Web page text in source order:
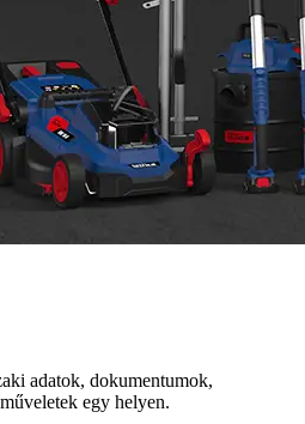
adatok, dokumentumok,
egy helyen.